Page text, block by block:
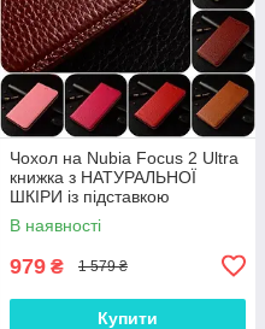
Чохол на Nubia Focus 2 Ultra
книжка з НАТУРАЛЬНОЇ
ШКІРИ із підставкою
візитницею протиударний
магнітний "BULL"
В наявності
979 ₴ 1 579 ₴
Купити